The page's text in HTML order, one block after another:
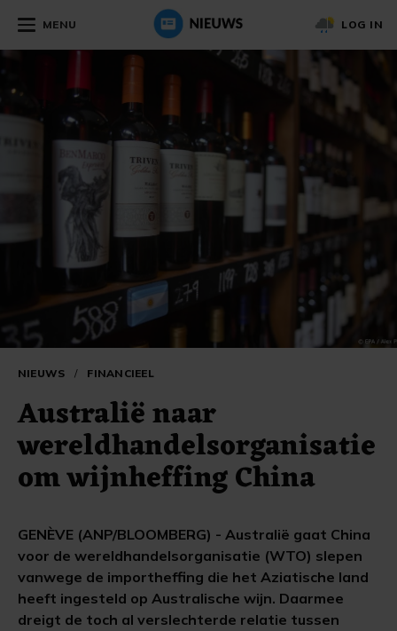
MENU LOG IN
NIEUWS / FINANCIEEL
Australië naar
wereldhandelsorganisatie
om wijnheffing China
GENÈVE (ANP/BLOOMBERG) - Australië gaat China
voor de wereldhandelsorganisatie (WTO) slepen
vanwege de importheffing die het Aziatische land
heeft ingesteld op Australische wijn. Daarmee
dreigt de toch al verslechterde relatie tussen